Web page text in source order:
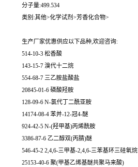
分子量:499.534
类别:其他>化学试剂>芳香化合物>
生产厂家优惠供应以下品种,欢迎咨询:
514-10-3 松香酸
143-15-7 溴代十二烷
554-68-7 三乙胺盐酸盐
20845-01-6 磷酸羟胺
128-09-6 N-氯代丁二酰亚胺
14174-08-4 苯并-12-冠4-醚
924-42-5 N-(羟甲基)丙烯酰胺
3386-87-6 乙二醇双(丙腈)醚
546-45-2 2,4,6-三甲基-2,4,6-三苯基环三硅氧烷
25153-40-6 聚(甲基乙烯基醚共聚马来酸)